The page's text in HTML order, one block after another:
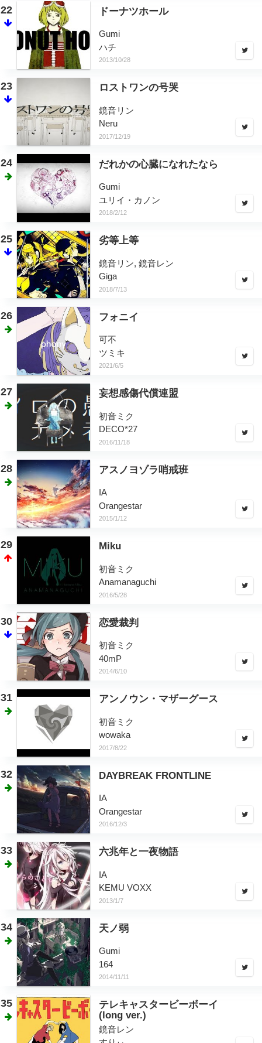
22 ドーナツホール
Gumi
ハチ
2013/10/28
23 ロストワンの号哭
鏡音リン
Neru
2017/12/19
24 だれかの心臓になれたなら
Gumi
ユリイ・カノン
2018/2/12
25 劣等上等
鏡音リン, 鏡音レン
Giga
2018/7/13
26 フォニイ
可不
ツミキ
2021/6/5
27 妄想感傷代償連盟
初音ミク
DECO*27
2016/11/18
28 アスノヨゾラ哨戒班
IA
Orangestar
2015/1/12
29 Miku
初音ミク
Anamanaguchi
2016/5/28
30 恋愛裁判
初音ミク
40mP
2014/6/10
31 アンノウン・マザーグース
初音ミク
wowaka
2017/8/22
32 DAYBREAK FRONTLINE
IA
Orangestar
2016/12/3
33 六兆年と一夜物語
IA
KEMU VOXX
2013/1/7
34 天ノ弱
Gumi
164
2014/11/11
35
テレキャスタービーボーイ
(long ver.)
鏡音レン